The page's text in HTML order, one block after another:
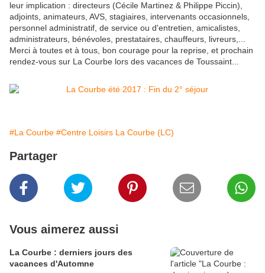
leur implication : directeurs (Cécile Martinez & Philippe Piccin),
adjoints, animateurs, AVS, stagiaires, intervenants occasionnels,
personnel administratif, de service ou d'entretien, amicalistes,
administrateurs, bénévoles, prestataires, chauffeurs, livreurs,...
Merci à toutes et à tous, bon courage pour la reprise, et prochain
rendez-vous sur La Courbe lors des vacances de Toussaint...
#La Courbe #Centre Loisirs La Courbe (LC)
Partager
Vous aimerez aussi
La Courbe : derniers jours des
vacances d'Automne